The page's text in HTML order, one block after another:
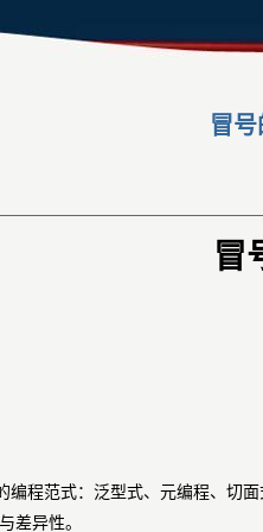
冒
冒
编程范式：泛型式、元编程、切
差异性。